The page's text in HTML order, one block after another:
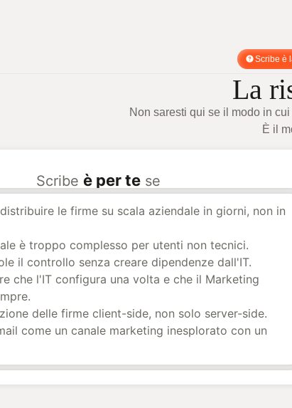
Scribe è
La
Non saresti qui se il modo in
È il
Scribe è per tese
le firme su scala aziendale in giorni, non in
è troppo complesso per utenti non tecnici.
il controllo senza creare dipendenze dall'IT.
che l'IT configura una volta e che il Marketing
delle firme client-side, non solo server-side.
come un canale marketing inesplorato con un